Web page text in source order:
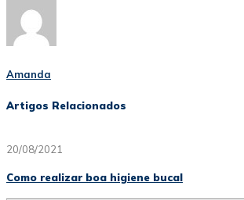
Amanda
Artigos Relacionados
20/08/2021
Como realizar boa higiene bucal